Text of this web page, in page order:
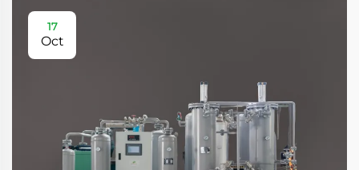
17
Oct